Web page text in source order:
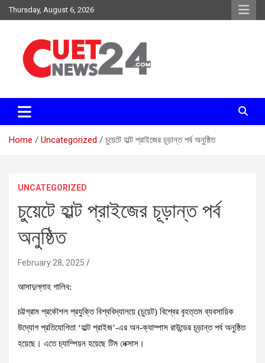
Skip
to
Thursday, August 6, 2026
চুয়েট নিউজ২৪
Home Uncategorized চুয়েটে হাল্ট প্রাইজের চূড়ান্ত পর্ব অনুষ্ঠিত
UNCATEGORIZED
চুয়েটে হাল্ট প্রাইজের চূড়ান্ত পর্ব
অনুষ্ঠিত
February 28, 2025
আসাদুল্লাহ গালিব:
চট্টগ্রাম প্রকৌশল প্রযুক্তি বিশ্ববিদ্যালয়ে (চুয়েট) বিশ্বের বৃহত্তম ব্যবসায়িক
উদ্যোগ প্রতিযোগিতা ‘হাল্ট প্রাইজ’-এর অন-ক্যাম্পাস রাউন্ডের চূড়ান্ত পর্ব অনুষ্ঠিত
হয়েছে। এতে চ্যাম্পিয়ন হয়েছে টিম নেক্সাস।